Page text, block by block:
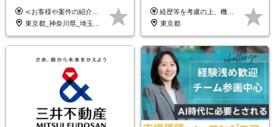
SIerへの変革期をリード＆自
社サービス
≪お客様や案件の紹介によりインセンティブを支給！≫ 月給40万円以上＋賞与年2回＋インセンティブ ◎経験やスキルを考慮の上、優遇します ◎上記月給は固定残業代月45時間分(月額9万1040円以上)を含みます。超過した場合は全額追加支給します ◎試用期間3カ月あり(給与や福利厚生等は同じです) ＜年収例＞ 36歳／PL（元SE）／580万円 / 官公庁向けWebシステム開発 ※メンバーから2年でPLへ昇格 41歳／SL／616万円 / メーカー向けWebサイト開発 46歳／PL／742万円 / 金融情報連携システム開発 52歳 / PM / 952万円 / 信販システムの再構築 55歳 / PM / 910万円 / 製造業向け基盤構築開発
東京都_神奈川県_埼玉県_千葉県_大阪府_愛知県_北海道_青森県_岩手県_宮城県_秋田県_山形県_福島県_茨城県_栃木県_群馬県_新潟県_山梨県_長野県_富山県_石川県_福井県_静岡県_岐阜県_三重県_兵庫県_京都府_滋賀県_奈良県_和歌山県_広島県_岡山県_鳥取県_島根県_山口県_徳島県_香川県_愛媛県_高知県_福岡県_熊本県_佐賀県_長崎県_大分県_宮崎県_鹿児島県_沖縄県
制/リモート活用/異業種出身者
歓迎/国家プロジェクト
経歴等を考慮の上、機構の規定により決定します。 ＜大学卒業後、正規社員として民間企業に3年勤務した場合＞ ・月給30万円以上 ・年収470万円以上 年収概算を試算する場合は以下をご確認ください。 https://www.jaxa.jp/about/employ/trial_j.html ■昇給年1回、賞与年2回 ■諸手当（住居手当、通勤手当他） ■退職金制度あり ※年収470万円～ ※超過勤務分は別途支給します。 ※6ヶ月の試用期間あり。その間の待遇・給与に差異はありません。
東京都